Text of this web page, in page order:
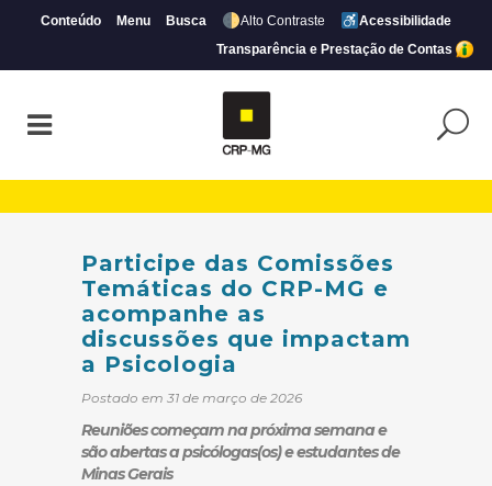
Conteúdo Menu Busca Alto Contraste
Acessibilidade
Transparência e Prestação de Contas
Participe das Comissões
Temáticas do CRP-MG e
acompanhe as
discussões que impactam
a Psicologia
Postado em 31 de março de 2026
Reuniões começam na próxima semana e
são abertas a psicólogas(os) e estudantes de
Minas Gerais